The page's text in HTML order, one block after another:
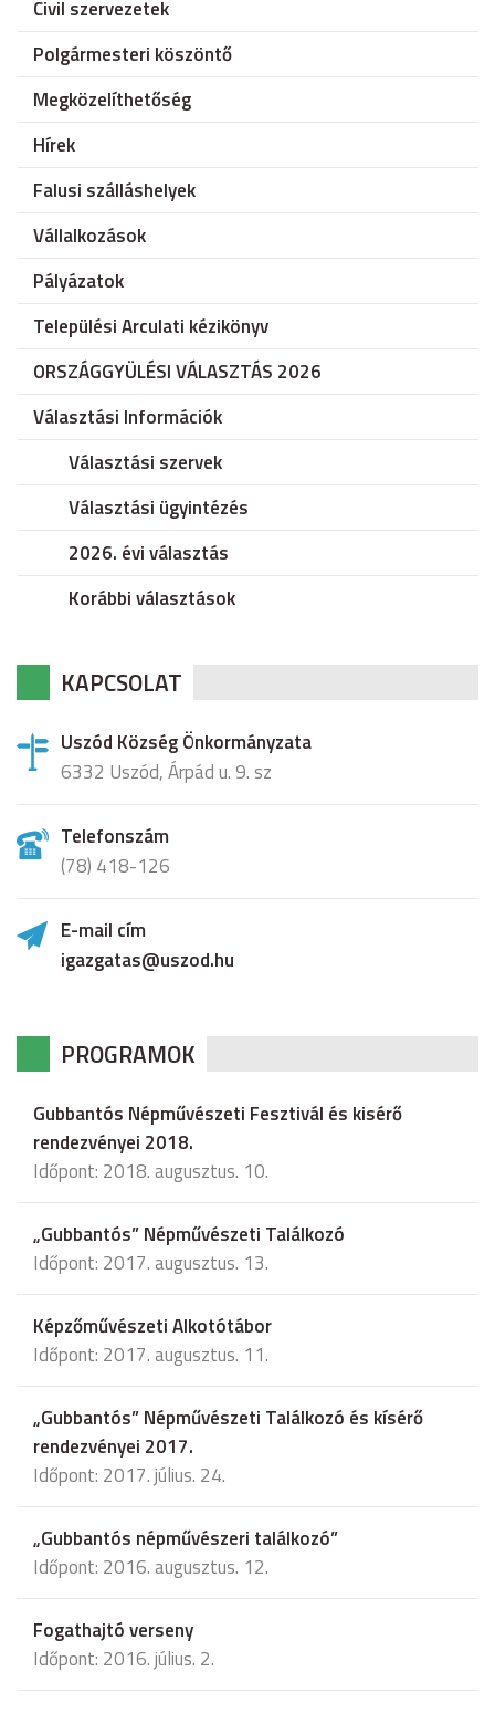
Civil szervezetek
Polgármesteri köszöntő
Megközelíthetőség
Hírek
Falusi szálláshelyek
Vállalkozások
Pályázatok
Települési Arculati kézikönyv
ORSZÁGGYÜLÉSI VÁLASZTÁS 2026
Választási Információk
Választási szervek
Választási ügyintézés
2026. évi választás
Korábbi választások
KAPCSOLAT
Uszód Község Önkormányzata
6332 Uszód, Árpád u. 9. sz
Telefonszám
(78) 418-126
E-mail cím
igazgatas@uszod.hu
PROGRAMOK
Gubbantós Népművészeti Fesztivál és kisérő
rendezvényei 2018.
Időpont: 2018. augusztus. 10.
„Gubbantós” Népművészeti Találkozó
Időpont: 2017. augusztus. 13.
Képzőművészeti Alkotótábor
Időpont: 2017. augusztus. 11.
„Gubbantós” Népművészeti Találkozó és kísérő
rendezvényei 2017.
Időpont: 2017. július. 24.
„Gubbantós népművészeri találkozó”
Időpont: 2016. augusztus. 12.
Fogathajtó verseny
Időpont: 2016. július. 2.